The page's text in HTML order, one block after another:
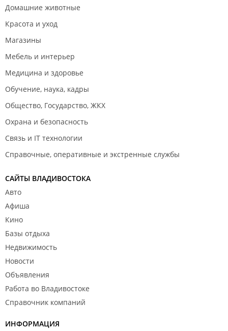
Домашние животные
Красота и уход
Магазины
Мебель и интерьер
Медицина и здоровье
Обучение, наука, кадры
Общество, Государство, ЖКХ
Охрана и безопасность
Связь и IT технологии
Справочные, оперативные и экстренные службы
САЙТЫ ВЛАДИВОСТОКА
Авто
Афиша
Кино
Базы отдыха
Недвижимость
Новости
Объявления
Работа во Владивостоке
Справочник компаний
ИНФОРМАЦИЯ